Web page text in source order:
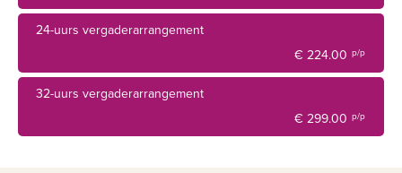
De accommodaties variëren van een comfortabele kamer,
een gezinsverblijf tot een prachtig apparte-¬ment met privé
sauna en eigen keuken.
24-uurs vergaderarrangement
€ 224.00 p/p
32-uurs vergaderarrangement
€ 299.00 p/p